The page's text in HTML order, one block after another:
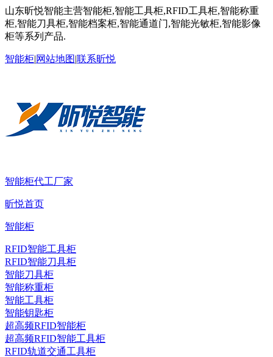
山东昕悦智能主营智能柜,智能工具柜,RFID工具柜,智能称重
柜,智能刀具柜,智能档案柜,智能通道门,智能光敏柜,智能影像
柜等系列产品.
智能柜|网站地图|联系昕悦
智能柜代工厂家
昕悦首页
智能柜
RFID智能工具柜
RFID智能刀具柜
智能刀具柜
智能称重柜
智能工具柜
智能钥匙柜
超高频RFID智能柜
超高频RFID智能工具柜
RFID轨道交通工具柜